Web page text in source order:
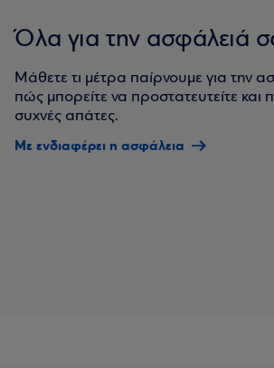
Όλα για την ασφάλειά
Μάθετε τι μέτρα παίρνουμε για την
πώς μπορείτε να προστατευτείτε και
συχνές απάτες.
Με ενδιαφέρει η ασφάλεια